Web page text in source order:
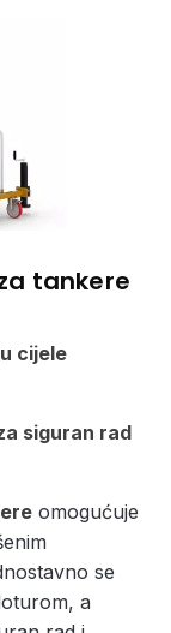
tankere
cijele
siguran rad
omogućuje
se
a